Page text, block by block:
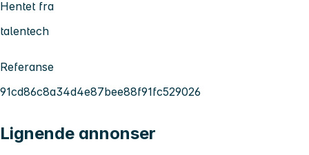
Hentet fra
talentech
Referanse
91cd86c8a34d4e87bee88f91fc529026
Lignende annonser